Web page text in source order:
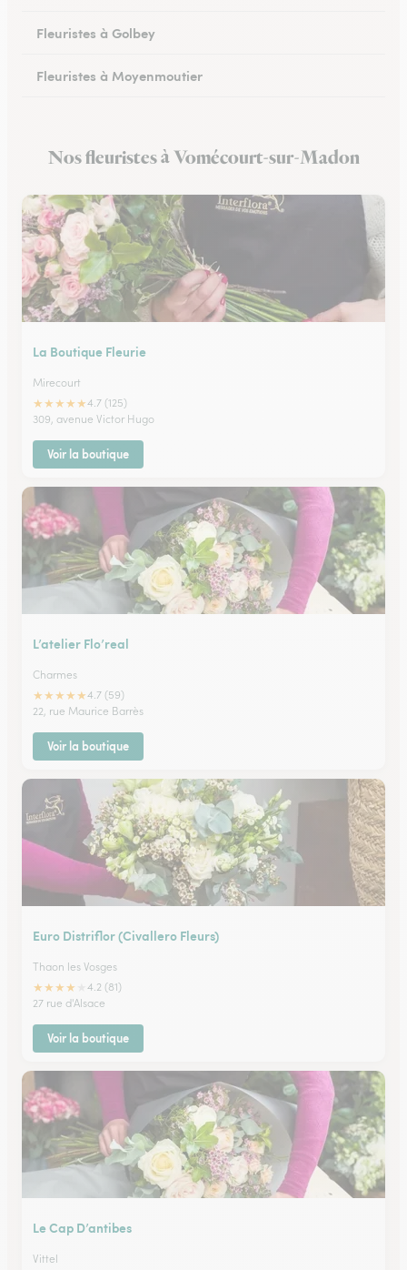
Fleuristes à Golbey
Fleuristes à Moyenmoutier
Fleuristes à Charmes
Nos fleuristes à Vomécourt-sur-Madon
La Boutique Fleurie
Mirecourt
★★★★★4.7 (125)
309, avenue Victor Hugo
Voir la boutique
L’atelier Flo’real
Charmes
★★★★★4.7 (59)
22, rue Maurice Barrès
Voir la boutique
Euro Distriflor (Civallero Fleurs)
Thaon les Vosges
★★★★
4.2 (81)
27 rue d'Alsace
Voir la boutique
Le Cap D’antibes
Vittel